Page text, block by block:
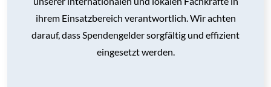
ihrem Einsatzbereich verantwortlich. Wir achten
darauf, dass Spendengelder sorgfältig und effizient
eingesetzt werden.